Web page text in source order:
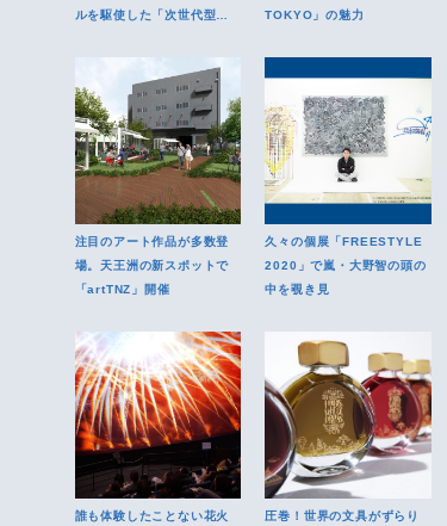
ルを駆使した「次世代型店
TOKYO」の魅力
注目のアート作品が多数登
場。天王洲の新スポットで
「artTNZ」開催
久々の個展「FREESTYLE
2020」で嵐・大野智の頭の
中を覗き見
誰も体験したことない花火
圧巻！世界の文具がずらり